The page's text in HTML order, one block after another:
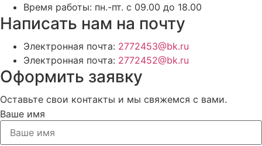
Время работы: пн.-пт. с 09.00 до 18.00
Написать нам на почту
Электронная почта: 2772453@bk.ru
Электронная почта: 2772452@bk.ru
Оформить заявку
Оставьте свои контакты и мы свяжемся с вами.
Ваше имя